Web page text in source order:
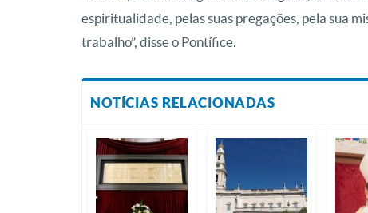
espiritualidade, pelas suas pregações, pela sua
trabalho”, disse o Pontífice.
NOTÍCIAS RELACIONADAS